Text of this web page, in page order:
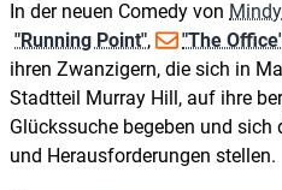
In der neuen Comedy von
"Running Point", "The
ihren Zwanzigern, die sich in
Stadtteil Murray Hill, auf ihre
Glückssuche begeben und sich
und Herausforderungen stellen.